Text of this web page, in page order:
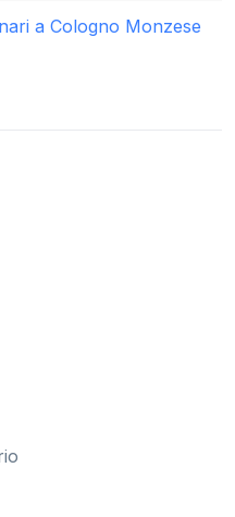
a Cologno Monzese